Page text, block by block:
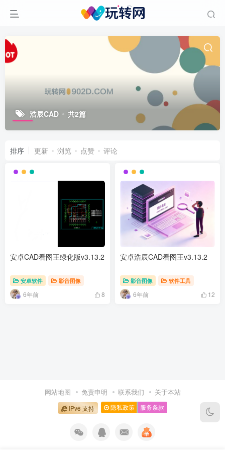
浩辰CAD 共2篇
排序 更新 浏览 点赞 评论
安卓CAD看图王绿化版v3.13.2
安卓软件 影音图像
6年前 8
安卓浩辰CAD看图王v3.13.2
影音图像 软件工具
6年前 12
网站地图 免责申明 联系我们 关于本站
IPv6 支持 隐私政策 服务条款